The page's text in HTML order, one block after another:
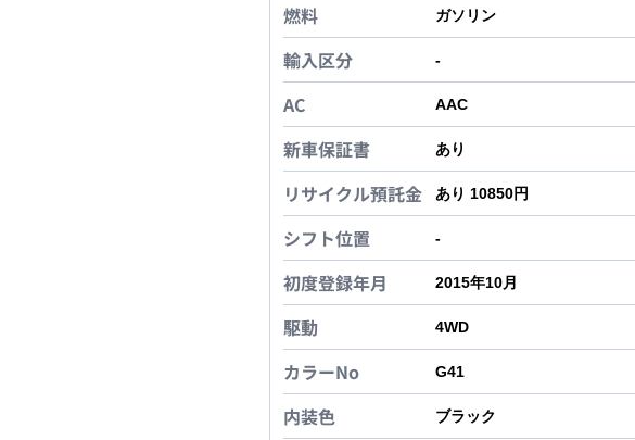
燃料 ガソリン
輸入区分 -
AC AAC
新車保証書 あり
リサイクル預託金 あり 10850円
シフト位置 -
初度登録年月 2015年10月
駆動 4WD
カラーNo G41
内装色 ブラック